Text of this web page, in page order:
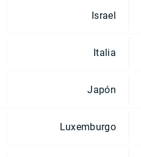
Israel
Italia
Japón
Luxemburgo